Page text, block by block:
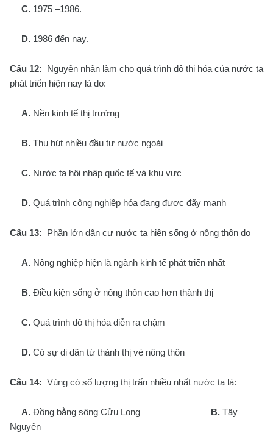
C. 1975 –1986.
D. 1986 đến nay.
Câu 12: Nguyên nhân làm cho quá trình đô thị hóa của nước ta
phát triển hiện nay là do:
A. Nền kinh tế thị trường
B. Thu hút nhiều đầu tư nước ngoài
C. Nước ta hội nhập quốc tế và khu vực
D. Quá trình công nghiệp hóa đang được đẩy mạnh
Câu 13: Phần lớn dân cư nước ta hiện sống ở nông thôn do
A. Nông nghiệp hiện là ngành kinh tế phát triển nhất
B. Điều kiện sống ở nông thôn cao hơn thành thị
C. Quá trình đô thị hóa diễn ra chậm
D. Có sự di dân từ thành thị vè nông thôn
Câu 14: Vùng có số lượng thị trấn nhiều nhất nước ta là:
A. Đồng bằng sông Cửu Long B. Tây
Nguyên